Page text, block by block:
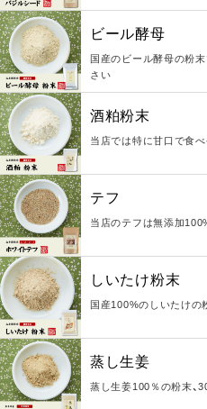
ビール酵母
国産のビール酵母の粉
さい
酒粕粉末
当店では特に甘口で食
テフ
当店のテフは無添加
しいたけ粉末
国産100%のしいたけの
蒸し生姜
蒸し生姜100％の粉末、